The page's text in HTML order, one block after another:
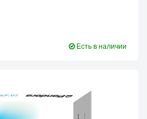
Есть в наличии